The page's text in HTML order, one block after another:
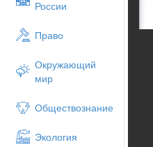
России
Право
Окружающий
мир
Обществознание
Экология